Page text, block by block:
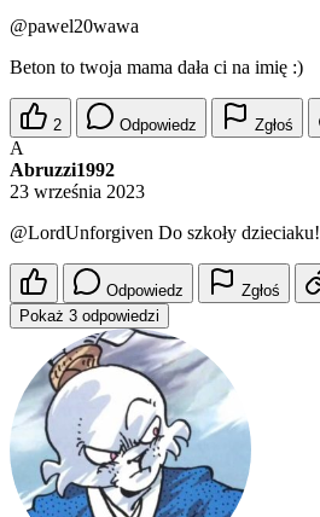
@pawel20wawa
Beton to twoja mama dała ci na imię :)
2 Odpowiedz Zgłoś
A
Abruzzi1992
23 września 2023
@LordUnforgiven Do szkoły dzieciaku!
Odpowiedz
Zgłoś
Pokaż 3 odpowiedzi